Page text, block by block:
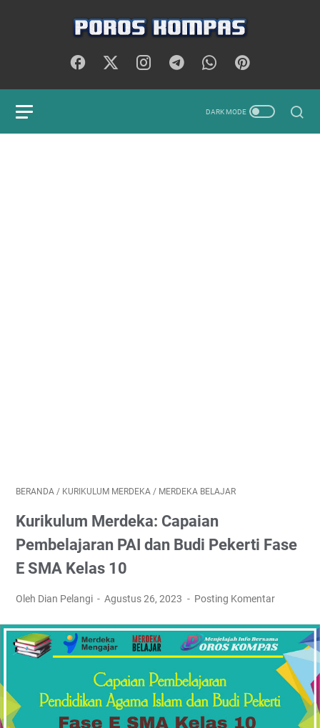
BERANDA / KURIKULUM MERDEKA / MERDEKA BELAJAR
Kurikulum Merdeka: Capaian
Pembelajaran PAI dan Budi Pekerti Fase
E SMA Kelas 10
Oleh Dian Pelangi Agustus 26, 2023 Posting Komentar